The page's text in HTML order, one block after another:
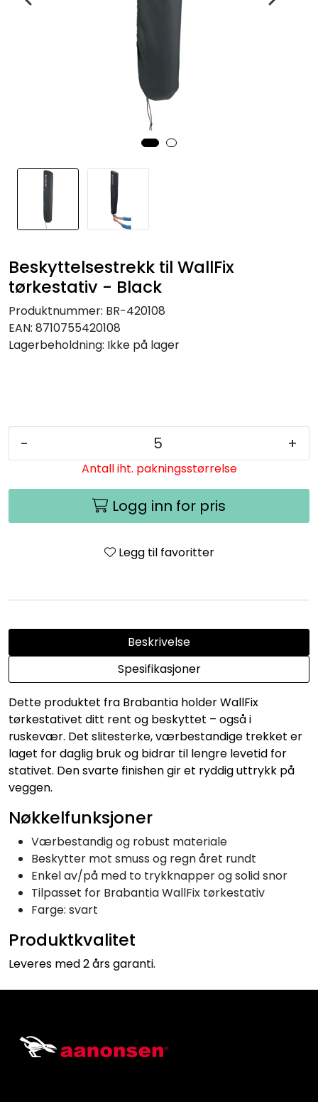
Beskyttelsestrekk til WallFix
tørkestativ - Black
Produktnummer: BR-420108
EAN: 8710755420108
Lagerbeholdning: Ikke på lager
- +
Antall iht. pakningsstørrelse
Logg inn for pris
Legg til favoritter
Beskrivelse
Spesifikasjoner
Dette produktet fra Brabantia holder WallFix
tørkestativet ditt rent og beskyttet – også i
ruskevær. Det slitesterke, værbestandige trekket er
laget for daglig bruk og bidrar til lengre levetid for
stativet. Den svarte finishen gir et ryddig uttrykk på
veggen.
Nøkkelfunksjoner
Værbestandig og robust materiale
Beskytter mot smuss og regn året rundt
Enkel av/på med to trykknapper og solid snor
Tilpasset for Brabantia WallFix tørkestativ
Farge: svart
Produktkvalitet
Leveres med 2 års garanti.